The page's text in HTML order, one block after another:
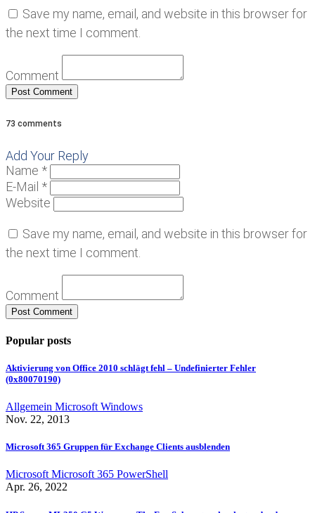
Save my name, email, and website in this browser for
the next time I comment.
Comment
73 comments
Add Your Reply
Name *
E-Mail *
Website
Save my name, email, and website in this browser for
the next time I comment.
Comment
Popular posts
Aktivierung von Office 2010 schlägt fehl – Undefinierter Fehler
(0x80070190)
Allgemein Microsoft Windows
Nov. 22, 2013
Microsoft 365 Gruppen für Exchange Clients ausblenden
Microsoft Microsoft 365 PowerShell
Apr. 26, 2022